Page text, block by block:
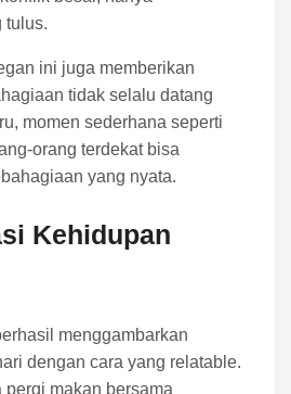
tulus.
ini juga memberikan
tidak selalu datang
momen sederhana seperti
orang terdekat bisa
yang nyata.
Kehidupan
menggambarkan
dengan cara yang relatable.
pergi makan bersama